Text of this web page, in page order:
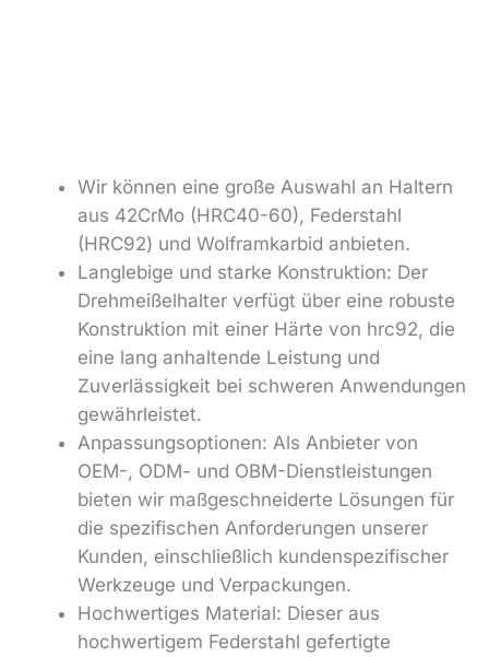
Wir können eine große Auswahl an Haltern
aus 42CrMo (HRC40-60), Federstahl
(HRC92) und Wolframkarbid anbieten.
Langlebige und starke Konstruktion: Der
Drehmeißelhalter verfügt über eine robuste
Konstruktion mit einer Härte von hrc92, die
eine lang anhaltende Leistung und
Zuverlässigkeit bei schweren Anwendungen
gewährleistet.
Anpassungsoptionen: Als Anbieter von
OEM-, ODM- und OBM-Dienstleistungen
bieten wir maßgeschneiderte Lösungen für
die spezifischen Anforderungen unserer
Kunden, einschließlich kundenspezifischer
Werkzeuge und Verpackungen.
Hochwertiges Material: Dieser aus
hochwertigem Federstahl gefertigte